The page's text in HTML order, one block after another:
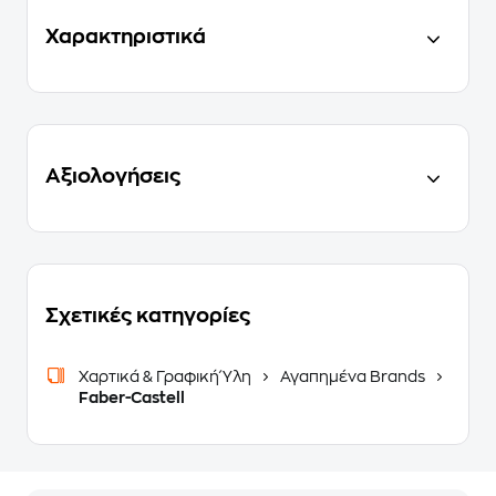
Χαρακτηριστικά
Αξιολογήσεις
Σχετικές κατηγορίες
Χαρτικά & Γραφική Ύλη
Αγαπημένα Brands
Faber-Castell